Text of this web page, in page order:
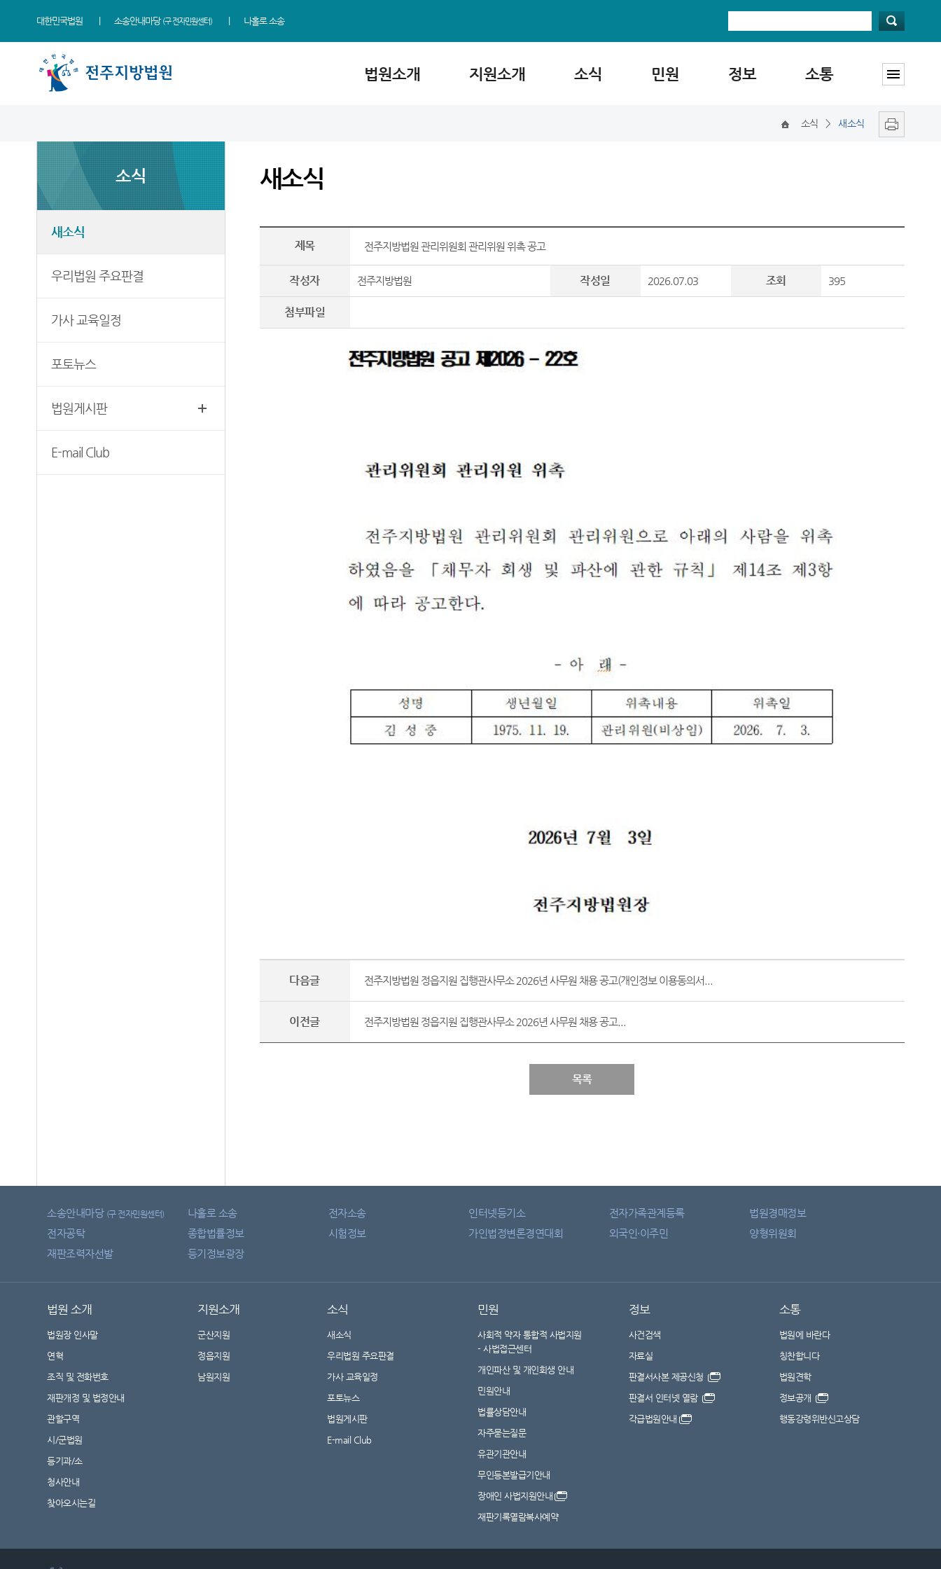
대한민국법원 소송안내마당 (구 전자민원센터) 나홀로 소송
법원소개 지원소개 소식 민원 정보 소통
조직 및 전화번호
시/군법원
청사안내
정읍지원
남원지원
우리법원 주요판결
가사 교육일정
E-mail Club
사회적 약자 통합적 사법
지원 - 사법접근센터
개인파산 및 개인회생 안내
자주묻는질문
무인등본발급기안내
재판기록열람복사예약
자료실
판결서사본 제공신청
칭찬합니다
법원견학
소식 > 새소식
소식
새소식
우리법원 주요판결
가사 교육일정
포토뉴스
법원게시판
E-mail Club
새소식
제목 전주지방법원 관리위원회 관리위원 위촉 공고
작성자 전주지방법원 작성일 2026.07.03 조회 395
첨부파일
다음글 전주지방법원 정읍지원 집행관사무소 2026년 사무원 채용 공고(개인정보 이용동의서...
이전글 전주지방법원 정읍지원 집행관사무소 2026년 사무원 채용 공고...
목록
소송안내마당 (구 전자민원센터) 나홀로 소송 전자소송 인터넷등기소 전자가족관계등록
법원경매정보
전자공탁
종합법률정보 시험정보 가인법정변론경연대회 외국인·이주민
양형위원회
재판조력자선발
등기정보광장
법원 소개
법원장 인사말
연혁
조직 및 전화번호
재판개정 및 법정안내
관할구역
시/군법원
등기과/소
청사안내
찾아오시는길
지원소개
군산지원
정읍지원
남원지원
소식
새소식
우리법원 주요판결
가사 교육일정
포토뉴스
법원게시판
E-mail Club
민원
사회적 약자 통합적 사법지원
- 사법접근센터
개인파산 및 개인회생 안내
민원안내
법률상담안내
자주묻는질문
유관기관안내
무인등본발급기안내
장애인 사법지원안내
재판기록열람복사예약
정보
사건검색
자료실
판결서사본 제공신청
판결서 인터넷 열람
각급법원안내
소통
법원에 바란다
칭찬합니다
법원견학
정보공개
행동강령위반신고상담